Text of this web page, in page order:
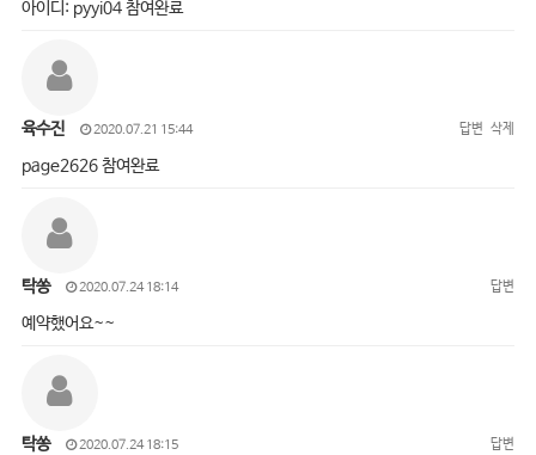
아이디: pyyi04 참여완료
육수진 2020.07.21 15:44 답변 삭제
page2626 참여완료
탁쏭 2020.07.24 18:14 답변
예약했어요~~
탁쏭 2020.07.24 18:15 답변